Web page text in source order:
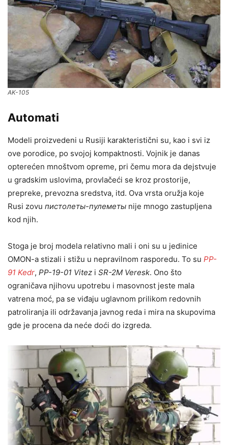
AK-105
Automati
Modeli proizvedeni u Rusiji karakteristični su, kao i svi iz
ove porodice, po svojoj kompaktnosti. Vojnik je danas
opterećen mnoštvom opreme, pri čemu mora da dejstvuje
u gradskim uslovima, provlačeći se kroz prostorije,
prepreke, prevozna sredstva, itd. Ova vrsta oružja koje
Rusi zovu пистолеты-пулеметы nije mnogo zastupljena
kod njih.
Stoga je broj modela relativno mali i oni su u jedinice
OMON-a stizali i stižu u nepravilnom rasporedu. To su PP-
91 Kedr, PP-19-01 Vitez i SR-2M Veresk. Ono što
ograničava njihovu upotrebu i masovnost jeste mala
vatrena moć, pa se viđaju uglavnom prilikom redovnih
patroliranja ili održavanja javnog reda i mira na skupovima
gde je procena da neće doći do izgreda.